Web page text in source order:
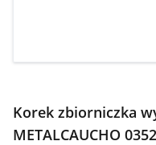
Korek zbiorniczka
METALCAUCHO